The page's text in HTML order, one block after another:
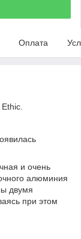
Оплата
и очень
алюминия
двумя
при этом